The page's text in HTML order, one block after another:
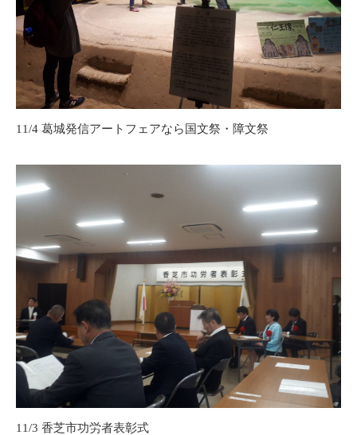
11/4 葛城発信アートフェアなら国文祭・障文祭
11/3 香芝市功労者表彰式